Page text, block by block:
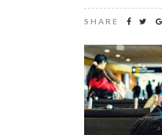
SHARE